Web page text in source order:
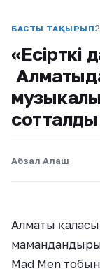
БАСТЫ ТАҚЫРЫП
«Есірткі
сотталды
Абзал Алаш
Алматы
Mad Men